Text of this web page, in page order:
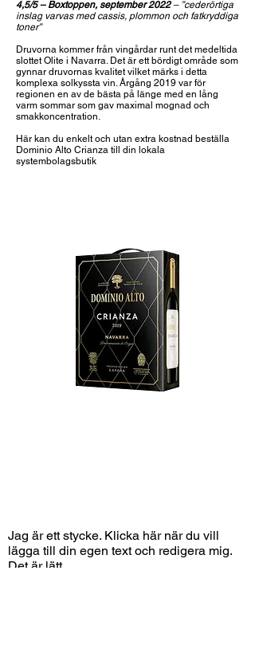
4,5/5 – Boxtoppen, september 2022– ”cederörtiga
inslag varvas med cassis, plommon och fatkryddiga
toner”
Druvorna kommer från vingårdar runt det medeltida
slottet Olite i Navarra. Det är ett bördigt område som
gynnar druvornas kvalitet vilket märks i detta
komplexa solkyssta vin. Årgång 2019 var för
regionen en av de bästa på länge med en lång
varm sommar som gav maximal mognad och
smakkoncentration.
Här kan du enkelt och utan extra kostnad beställa
Dominio Alto Crianza till din lokala
systembolagsbutik
Jag är ett stycke. Klicka här när du vill
lägga till din egen text och redigera mig.
Det är lätt.